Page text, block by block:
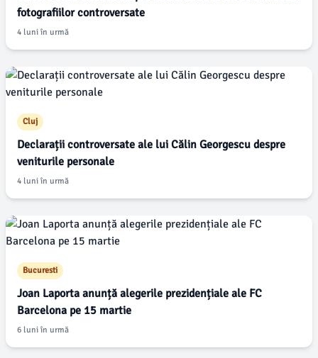
fotografiilor controversate
4 luni în urmă
Cluj
Declarații controversate ale lui Călin Georgescu despre
veniturile personale
4 luni în urmă
Bucuresti
Joan Laporta anunță alegerile prezidențiale ale FC
Barcelona pe 15 martie
6 luni în urmă